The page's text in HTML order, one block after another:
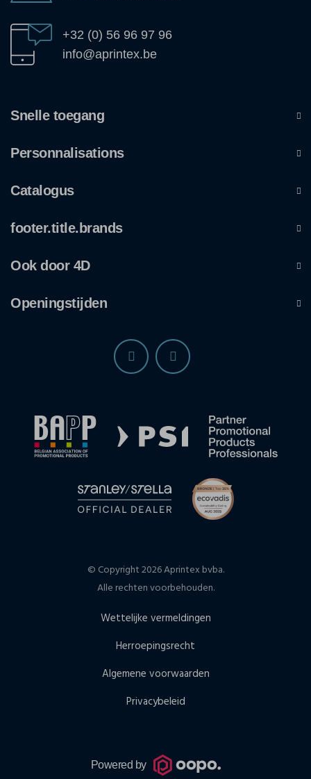
+32 (0) 56 96 97 96
info@aprintex.be
Snelle toegang
Personnalisations
Catalogus
footer.title.brands
Ook door 4D
Openingstijden
© Copyright 2026 Aprintex bvba.
Alle rechten voorbehouden.
Wettelijke vermeldingen
Herroepingsrecht
Algemene voorwaarden
Privacybeleid
Powered by